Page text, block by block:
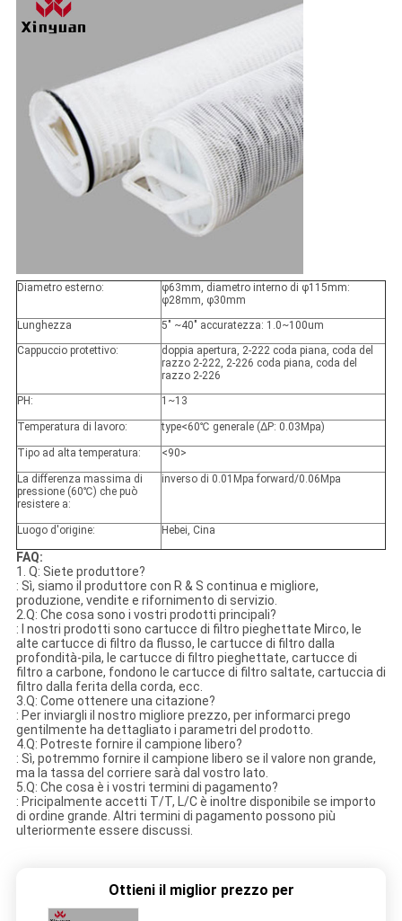
Diametro esterno:
φ63mm, diametro interno di φ115mm:
φ28mm, φ30mm
Lunghezza
5" ~40" accuratezza: 1.0~100um
Cappuccio protettivo:
doppia apertura, 2-222 coda piana, coda del
razzo 2-222, 2-226 coda piana, coda del
razzo 2-226
PH:
1~13
Temperatura di lavoro: type<60℃ generale (ΔP: 0.03Mpa)
Tipo ad alta temperatura: <90>
La differenza massima di
pressione (60℃) che può
resistere a:
inverso di 0.01Mpa forward/0.06Mpa
Luogo d'origine: Hebei, Cina
FAQ:
1. Q: Siete produttore?
: Sì, siamo il produttore con R & S continua e migliore,
produzione, vendite e rifornimento di servizio.
2.Q: Che cosa sono i vostri prodotti principali?
: I nostri prodotti sono cartucce di filtro pieghettate Mirco, le
alte cartucce di filtro da flusso, le cartucce di filtro dalla
profondità-pila, le cartucce di filtro pieghettate, cartucce di
filtro a carbone, fondono le cartucce di filtro saltate, cartuccia di
filtro dalla ferita della corda, ecc.
3.Q: Come ottenere una citazione?
: Per inviargli il nostro migliore prezzo, per informarci prego
gentilmente ha dettagliato i parametri del prodotto.
4.Q: Potreste fornire il campione libero?
: Sì, potremmo fornire il campione libero se il valore non grande,
ma la tassa del corriere sarà dal vostro lato.
5.Q: Che cosa è i vostri termini di pagamento?
: Pricipalmente accetti T/T, L/C è inoltre disponibile se importo
di ordine grande. Altri termini di pagamento possono più
ulteriormente essere discussi.
Ottieni il miglior prezzo per